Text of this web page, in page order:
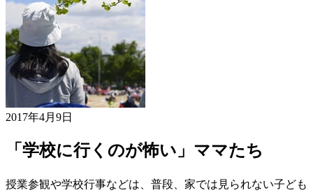
2017年4月9日
「学校に行くのが怖い」ママたち
授業参観や学校行事などは、普段、家では見られない子ども